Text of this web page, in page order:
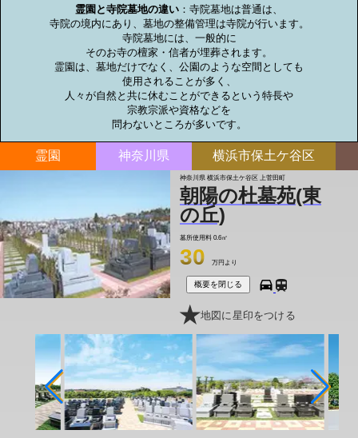
霊園と寺院墓地の違い ：寺院墓地は普通は、
寺院の境内にあり、墓地の整備管理は寺院が行います。
寺院墓地には、一般的に
そのお寺の檀家・信者が埋葬されます。
霊園は、墓地だけでなく、公園のような空間としても
使用されることが多く、
人々が自然と共に休むことができるという特長や
宗教宗派や資格などを
問わないところが多いです。
霊園 神奈川県 横浜市保土ケ谷区
神奈川県 横浜市保土ケ谷区 上菅田町
朝陽の杜墓苑(東
の丘)
墓所使用料 0.6㎡
30 万円より
概要を閉じる
地図に星印をつける